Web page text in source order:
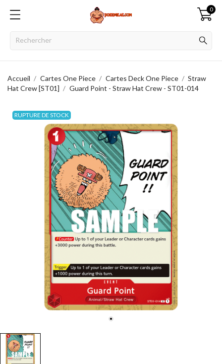
0
Accueil Cartes One Piece Cartes Deck One Piece
Straw
Hat Crew [ST01]
Guard Point - Straw Hat Crew - ST01-014
RUPTURE DE STOCK